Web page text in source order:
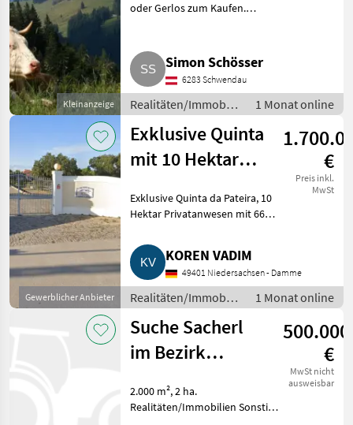
Kleinanzeige
oder Gerlos zum Kaufen.
ImmobilienSimon Schösser
6283 Schwendau
Realitäten/Immobilien
/ Sonstige
Immobilien
1 Monat online
Gewerblicher Anbieter
Exklusive Quinta
mit 10 Hektar
Wohnfläche,
€
Preis inkl.
MwSt
Exklusive Quinta da Pateira, 10
Hektar Privatanwesen mit 665
Reitanlage und
landwirtschaftlicher
Infrastruktur in der Region
Lissabon (Portugal)
KOREN VADIM
49401 Niedersachsen - Damme
Realitäten/Immobilien
/ Sonstige
Immobilien
1 Monat online
Suche Sacherl
im Bezirk
Vöcklabruck/Gmunden
500.000
€
MwSt nicht
ausweisbar
2.000 m², 2 ha.
Realitäten/Immobilien Sonstige